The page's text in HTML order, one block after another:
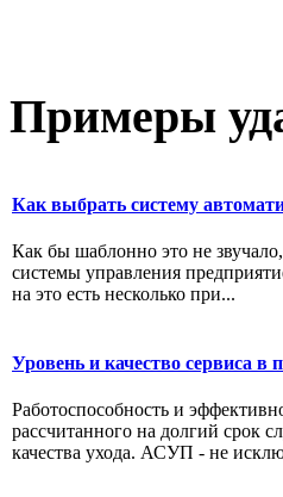
Примеры
Как выбрать систему
Как бы шаблонно это не
системы управления
на это есть несколько при...
Уровень и качество сервиса в
Работоспособность и
рассчитанного на долгий срок
качества ухода. АСУП - не